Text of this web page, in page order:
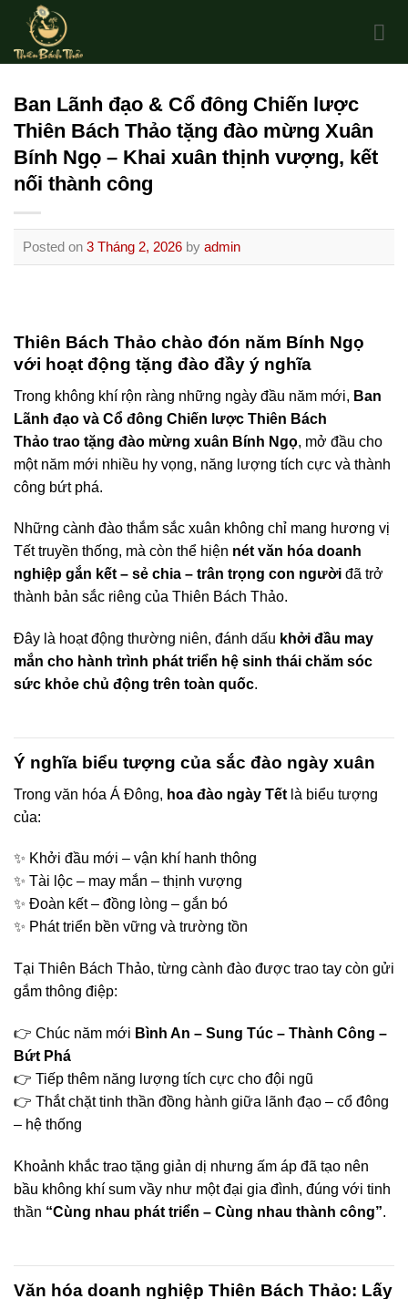
content
Ban Lãnh đạo & Cổ đông Chiến lược
Thiên Bách Thảo tặng đào mừng Xuân
Bính Ngọ – Khai xuân thịnh vượng, kết
nối thành công
Posted on 3 Tháng 2, 2026 by admin
Thiên Bách Thảo chào đón năm Bính Ngọ
với hoạt động tặng đào đầy ý nghĩa
Trong không khí rộn ràng những ngày đầu năm mới, Ban
Lãnh đạo và Cổ đông Chiến lược Thiên Bách
Thảo trao tặng đào mừng xuân Bính Ngọ, mở đầu cho
một năm mới nhiều hy vọng, năng lượng tích cực và thành
công bứt phá.
Những cành đào thắm sắc xuân không chỉ mang hương vị
Tết truyền thống, mà còn thể hiện nét văn hóa doanh
nghiệp gắn kết – sẻ chia – trân trọng con người đã trở
thành bản sắc riêng của Thiên Bách Thảo.
Đây là hoạt động thường niên, đánh dấu khởi đầu may
mắn cho hành trình phát triển hệ sinh thái chăm sóc
sức khỏe chủ động trên toàn quốc.
Ý nghĩa biểu tượng của sắc đào ngày xuân
Trong văn hóa Á Đông, hoa đào ngày Tết là biểu tượng
của:
✨ Khởi đầu mới – vận khí hanh thông
✨ Tài lộc – may mắn – thịnh vượng
✨ Đoàn kết – đồng lòng – gắn bó
✨ Phát triển bền vững và trường tồn
Tại Thiên Bách Thảo, từng cành đào được trao tay còn gửi
gắm thông điệp:
👉 Chúc năm mới Bình An – Sung Túc – Thành Công –
Bứt Phá
👉 Tiếp thêm năng lượng tích cực cho đội ngũ
👉 Thắt chặt tinh thần đồng hành giữa lãnh đạo – cổ đông
– hệ thống
Khoảnh khắc trao tặng giản dị nhưng ấm áp đã tạo nên
bầu không khí sum vầy như một đại gia đình, đúng với tinh
thần “Cùng nhau phát triển – Cùng nhau thành công”.
Văn hóa doanh nghiệp Thiên Bách Thảo: Lấy